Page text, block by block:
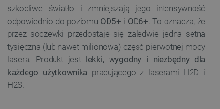
szkodliwe światło i zmniejszają jego intensywność
odpowiednio do poziomu OD5+ i OD6+. To oznacza, że
przez soczewki przedostaje się zaledwie jedna setna
tysięczna (lub nawet milionowa) część pierwotnej mocy
lasera. Produkt jest
lekki, wygodny i niezbędny dla
każdego użytkownika pracującego z laserami H2D i
H2S.